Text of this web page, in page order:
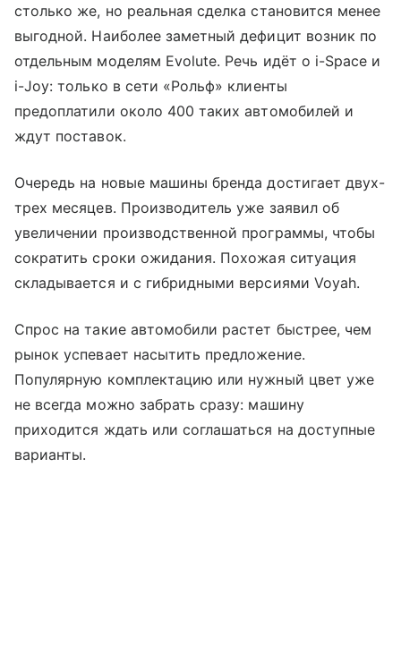
столько же, но реальная сделка становится менее
выгодной. Наиболее заметный дефицит возник по
отдельным моделям Evolute. Речь идёт о i-Space и
i-Joy: только в сети «Рольф» клиенты
предоплатили около 400 таких автомобилей и
ждут поставок.
Очередь на новые машины бренда достигает двух-
трех месяцев. Производитель уже заявил об
увеличении производственной программы, чтобы
сократить сроки ожидания. Похожая ситуация
складывается и с гибридными версиями Voyah.
Спрос на такие автомобили растет быстрее, чем
рынок успевает насытить предложение.
Популярную комплектацию или нужный цвет уже
не всегда можно забрать сразу: машину
приходится ждать или соглашаться на доступные
варианты.